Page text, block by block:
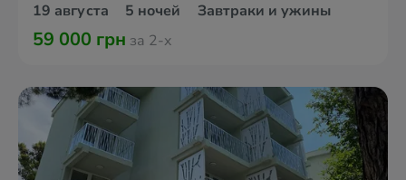
19 августа 5 ночей Завтраки и ужины
59 000 грн за 2-х